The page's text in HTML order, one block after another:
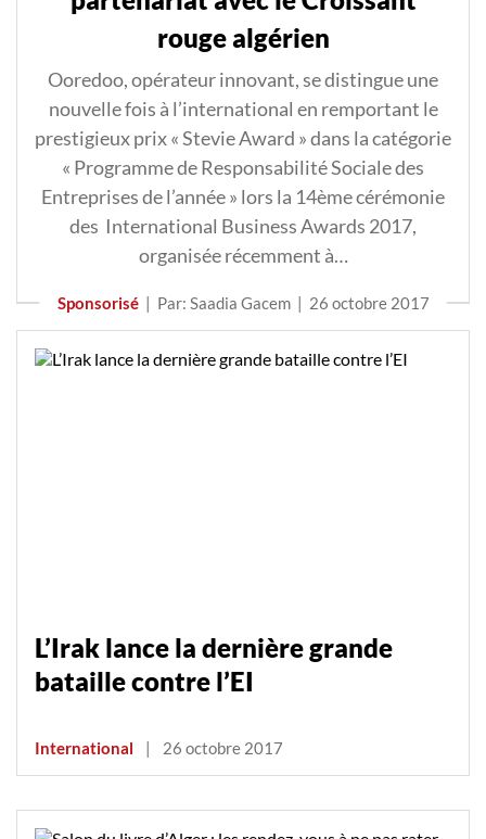
rouge algérien
Ooredoo, opérateur innovant, se distingue une
nouvelle fois à l’international en remportant le
prestigieux prix « Stevie Award » dans la catégorie
« Programme de Responsabilité Sociale des
Entreprises de l’année » lors la 14ème cérémonie
des International Business Awards 2017,
organisée récemment à…
Sponsorisé | Par: Saadia Gacem | 26 octobre 2017
L’Irak lance la dernière grande
bataille contre l’EI
International | 26 octobre 2017